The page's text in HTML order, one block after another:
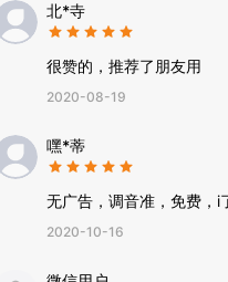
北*寺
很赞的，推荐了朋友用
2020-08-19
嘿*蒂
无广告，调音准，免费，i
2020-10-16